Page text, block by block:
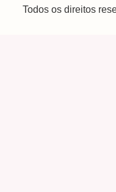
Todos os direitos